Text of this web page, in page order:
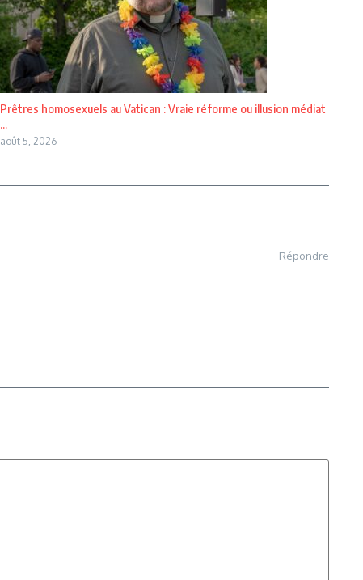
Prêtres homosexuels au Vatican : Vraie réforme ou illusion médiat
...
août 5, 2026
Répondre